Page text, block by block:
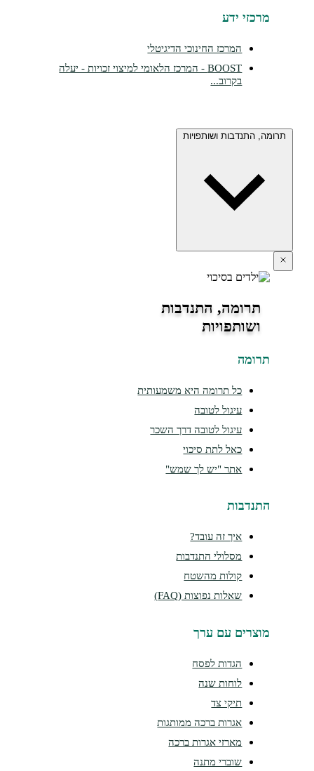
מרכזי ידע
המרכז החינוכי הדיגיטלי
BOOST - המרכז הלאומי למיצוי זכויות - יעלה
בקרוב...
תרומה, התנדבות ושותפויות
תרומה, התנדבות
ושותפויות
תרומה
כל תרומה היא משמעותית
עיגול לטובה
עיגול לטובה דרך השכר
כאל לתת סיכוי
אתר "יש לך שמש"
התנדבות
איך זה עובד?
מסלולי התנדבות
קולות מהשטח
שאלות נפוצות (FAQ)
מוצרים עם ערך
הגדות לפסח
לוחות שנה
תיקי צד
אגרות ברכה ממותגות
מארזי אגרות ברכה
שוברי מתנה